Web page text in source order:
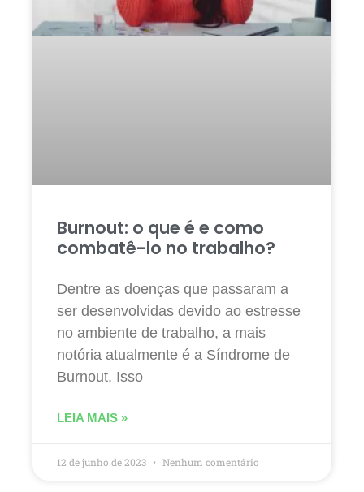
Burnout: o que é e como
combatê-lo no trabalho?
Dentre as doenças que passaram a
ser desenvolvidas devido ao estresse
no ambiente de trabalho, a mais
notória atualmente é a Síndrome de
Burnout. Isso
LEIA MAIS »
12 de junho de 2023 Nenhum comentário